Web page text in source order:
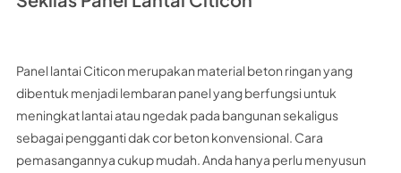
Panel lantai Citicon merupakan material beton ringan yang
dibentuk menjadi lembaran panel yang berfungsi untuk
meningkat lantai atau ngedak pada bangunan sekaligus
sebagai pengganti dak cor beton konvensional. Cara
pemasangannya cukup mudah. Anda hanya perlu menyusun